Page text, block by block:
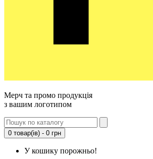
Мерч та промо продукція
з вашим логотипом
0 товар(ів) - 0 грн
У кошику порожньо!